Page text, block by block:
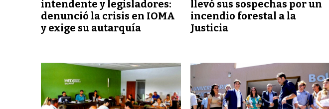
intendente y legisladores:
denunció la crisis en IOMA
y exige su autarquía
llevó sus sospechas por un
incendio forestal a la
Justicia